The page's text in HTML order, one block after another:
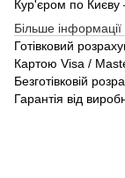
Кур'єром по
Більше
Готівковий
Картою Visa /
Безготівковій
Гарантія від